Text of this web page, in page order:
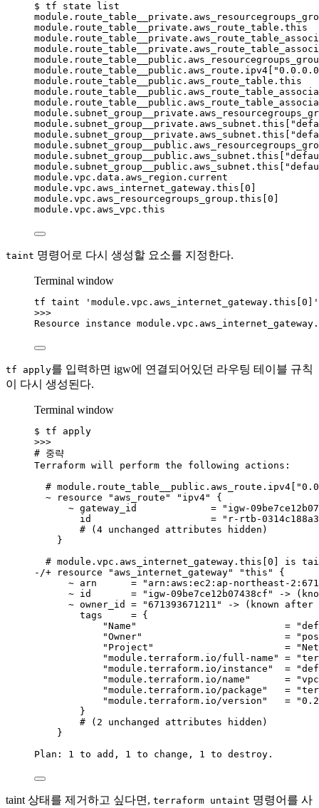
$ tf state
list
module.route_table__private.aws_route_table.this
module.route_table__public.aws_route.ipv4[
module.route_table__public.aws_route_table.this
module.subnet_group__private.aws_subnet.this[
module.subnet_group__private.aws_subnet.this[
module.subnet_group__public.aws_subnet.this[
module.subnet_group__public.aws_subnet.this[
module.vpc.data.aws_region.current
module.vpc.aws_internet_gateway.this[0]
module.vpc.aws_resourcegroups_group.this[0]
module.vpc.aws_vpc.this
taint 명령어로 다시 생성할 요소를 지정한다.
Terminal window
tf taint ' module.vpc.aws_internet_gateway.this[0]
'
>>>
Resource
instance
tf apply를 입력하면 igw에 연결되어있던 라우팅 테이블 규칙
이 다시 생성된다.
Terminal window
$ tf
apply
>>>
# 중략
Terraform will perform the following
actions:
#
~
resource " aws_route " " ipv4"
{
~ gateway_id = " igw-
id
= " r-rtb-
# (4 unchanged attributes hidden)
}
# module.vpc.aws_internet_gateway.this[0] is
-/+
resource " aws_internet_gateway" "this "
{
~ arn = " arn:aws:ec2:ap-northeast-
~ id = " igw-09be7ce12b07438cf " ->
~ owner_id = "671393671211 " -> (known after
tags
= {
"Name"
= "
"Owner"
= "
"Project"
= "
"module.terraform.io/full-name"
= "
"module.terraform.io/instance"
= "
"module.terraform.io/name"
= "vpc
"module.terraform.io/package"
= "
"module.terraform.io/version"
= "
}
# (2 unchanged attributes hidden)
}
Plan:
1 to add, 1 to change, 1 to destroy.
taint 상태를 제거하고 싶다면, terraform untaint 명령어를 사